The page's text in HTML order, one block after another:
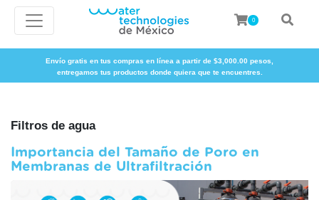
0
Envío gratis en tus compras en línea a partir de $3,000.00 pesos,
entregamos tus productos donde quiera que te encuentres.
Filtros de agua
Importancia del Tamaño de Poro en
Membranas de Ultrafiltración